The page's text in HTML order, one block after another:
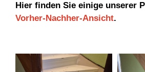
Hier finden Sie einige unserer
Vorher-Nachher-Ansicht.